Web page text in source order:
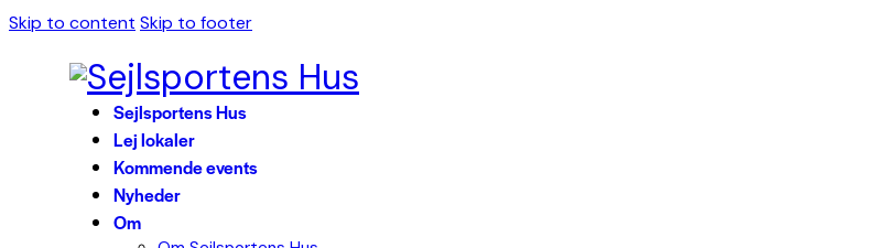
Skip to content Skip to footer
Sejlsportens Hus
Lej lokaler
Kommende events
Nyheder
Om